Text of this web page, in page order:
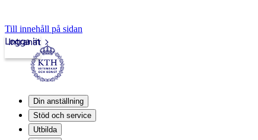
Till innehåll på sidan
Intranät
Logga in
Din anställning
Stöd och service
Utbilda